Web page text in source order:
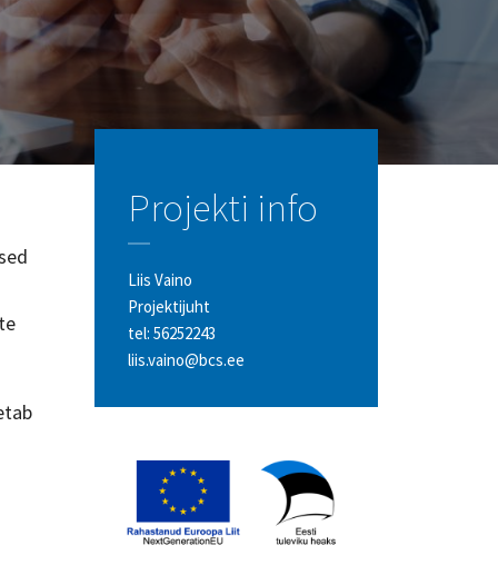
Projekti info
Liis Vaino
Projektijuht
tel: 56252243
liis.vaino@bcs.ee